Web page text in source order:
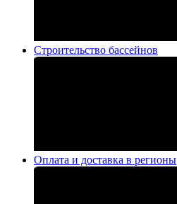
Строительство бассейнов
Оплата и доставка в регионы